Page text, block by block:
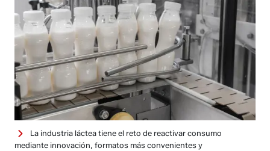
La industria láctea tiene el reto de reactivar consumo
mediante innovación, formatos más convenientes y